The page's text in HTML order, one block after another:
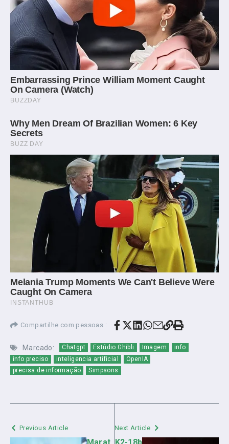
Compartilhe com pessoas :
Marcado: Chatgpt Estúdio Ghibli Imagem
info
info preciso
inteligencia artificial
OpenIA
precisa de informação
Simpsons
Previous Article Next Article